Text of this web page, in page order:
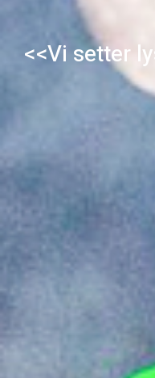
<<Vi setter